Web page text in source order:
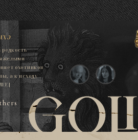
редкость
охотников
а к исходу